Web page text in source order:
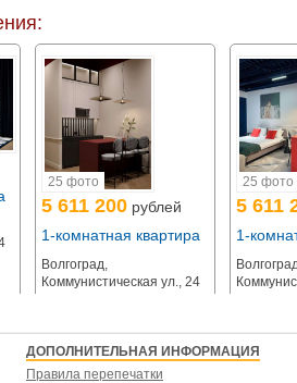
от 30%.
долями до сентября 2026 года
- индивидуальные скидки и условия.
:
кухней
в цену)
окупаемостью и вырастет сразу после
25 фото
5 611 200 рублей
1-комнатная квартира
Волгоград,
Коммунистическая ул., 24
25 фото
5 611
1-
ДОПОЛНИТЕЛЬНАЯ ИНФОРМАЦИЯ
Правила перепечатки